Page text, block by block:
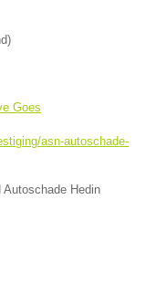
)
Goes
asn-autoschade-
Hedin